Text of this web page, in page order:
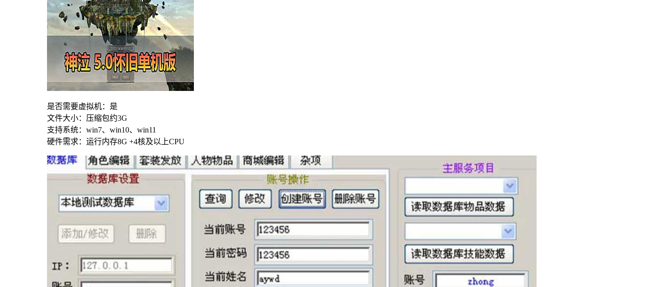
是否需要虚拟机：是
文件大小：压缩包约3G
支持系统：win7、win10、win11
硬件需求：运行内存8G +4核及以上CPU